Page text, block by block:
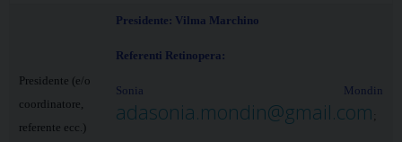
Presidente (e/o
coordinatore,
referente ecc.)
Presidente: Vilma Marchino
Referenti Retinopera:
Sonia Mondin
adasonia.mondin@gmail.com